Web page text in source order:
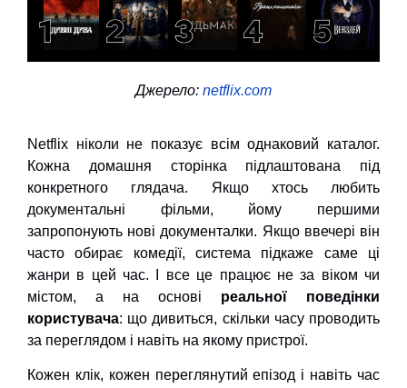
Джерело: netflix.com
Netflix ніколи не показує всім однаковий каталог.
Кожна домашня сторінка підлаштована під
конкретного глядача. Якщо хтось любить
документальні фільми, йому першими
запропонують нові документалки. Якщо ввечері він
часто обирає комедії, система підкаже саме ці
жанри в цей час. І все це працює не за віком чи
містом, а на основі реальної поведінки
користувача: що дивиться, скільки часу проводить
за переглядом і навіть на якому пристрої.
Кожен клік, кожен переглянутий епізод і навіть час